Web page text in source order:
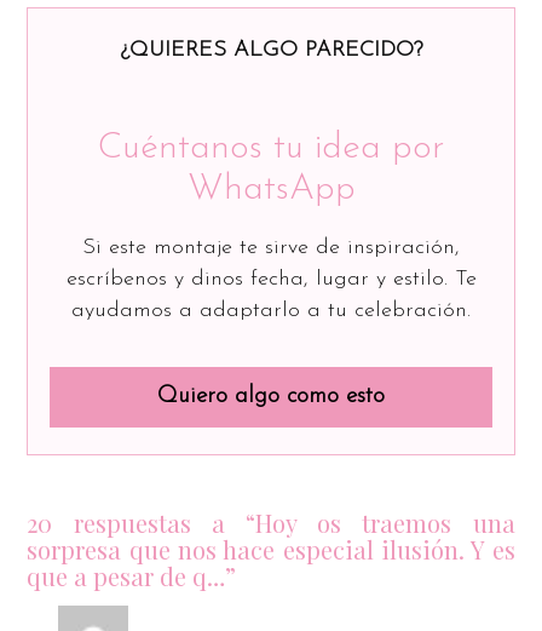
¿QUIERES ALGO PARECIDO?
Cuéntanos tu idea por
WhatsApp
Si este montaje te sirve de inspiración,
escríbenos y dinos fecha, lugar y estilo. Te
ayudamos a adaptarlo a tu celebración.
Quiero algo como esto
20 respuestas a “Hoy os traemos una
sorpresa que nos hace especial ilusión. Y es
que a pesar de q…”